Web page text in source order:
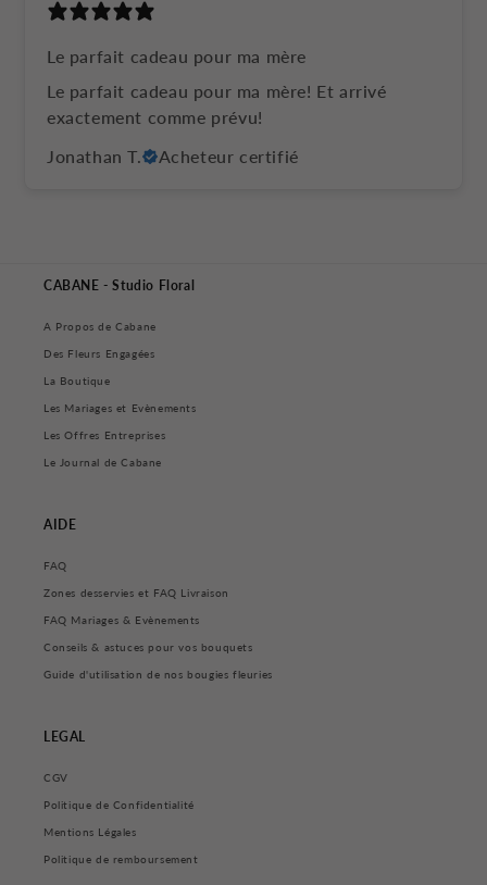
Le parfait cadeau pour ma mère
Le parfait cadeau pour ma mère! Et arrivé
exactement comme prévu!
Jonathan T.
Acheteur certifié
CABANE - Studio Floral
A Propos de Cabane
Des Fleurs Engagées
La Boutique
Les Mariages et Evènements
Les Offres Entreprises
Le Journal de Cabane
AIDE
FAQ
Zones desservies et FAQ Livraison
FAQ Mariages & Evènements
Conseils & astuces pour vos bouquets
Guide d'utilisation de nos bougies fleuries
LEGAL
CGV
Politique de Confidentialité
Mentions Légales
Politique de remboursement